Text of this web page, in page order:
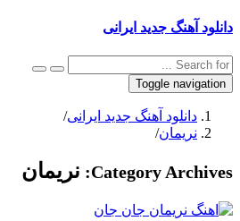
دانلود آهنگ جدید ایرانی
Toggle navigation
دانلود آهنگ جدید ایرانی/
نریمان/
Category Archives: نریمان